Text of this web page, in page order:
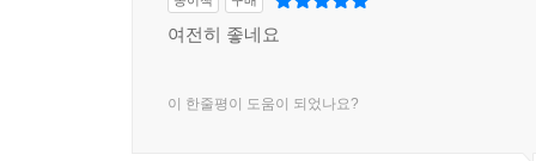
여전히 좋네요
이 한줄평이 도움이 되었나요?